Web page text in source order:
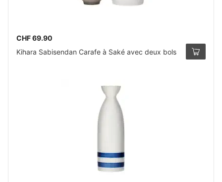
CHF 69.90
Kihara Sabisendan Carafe à Saké avec deux bols